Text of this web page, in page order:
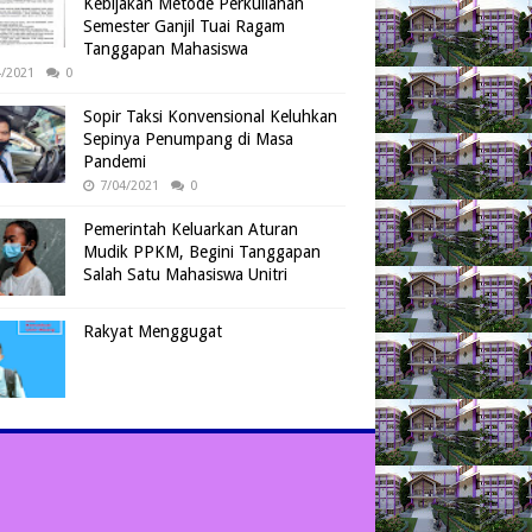
Semester Ganjil Tuai Ragam
Tanggapan Mahasiswa
2021 0
Sopir Taksi Konvensional Keluhkan
Sepinya Penumpang di Masa
Pandemi
7/04/2021 0
Pemerintah Keluarkan Aturan
Mudik PPKM, Begini Tanggapan
Salah Satu Mahasiswa Unitri
Rakyat Menggugat